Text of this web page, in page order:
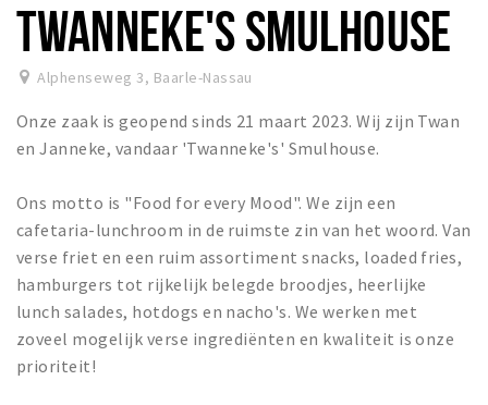
Achats
Parking
Éxpercience
Activité
Piste cyclable
Marche et randonnées
Nature
TWANNEKE'S SMULHOUSE
Alphenseweg 3, Baarle-Nassau
Onze zaak is geopend sinds 21 maart 2023. Wij zijn Twan
en Janneke, vandaar 'Twanneke's' Smulhouse.
Ons motto is "Food for every Mood". We zijn een
cafetaria-lunchroom in de ruimste zin van het woord. Van
verse friet en een ruim assortiment snacks, loaded fries,
hamburgers tot rijkelijk belegde broodjes, heerlijke
lunch salades, hotdogs en nacho's. We werken met
zoveel mogelijk verse ingrediënten en kwaliteit is onze
prioriteit!